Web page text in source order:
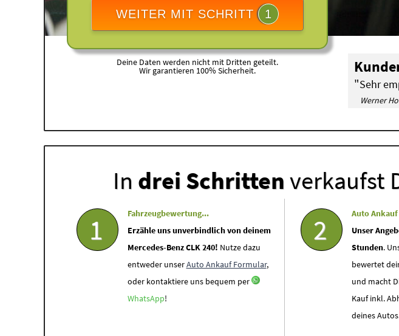
WEITER MIT SCHRITT 1
Deine Daten werden nicht mit Dritten geteilt.
Wir garantieren 100% Sicherheit.
"Sehr
Werner
In drei Schrittenverkaufst
1
Fahrzeugbewertung...
Erzähle uns unverbindlich von deinem
Mercedes-Benz CLK 240! Nutze dazu
entweder unserAuto Ankauf Formular,
oder kontaktiere uns bequem per
WhatsApp!
2
Auto
Unser
Stunden.
bewertet
und macht
Kauf inkl.
deines